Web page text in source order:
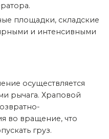
площадки, складские
и интенсивными
осуществляется
рычага. Храповой
во вращение, что
груз.